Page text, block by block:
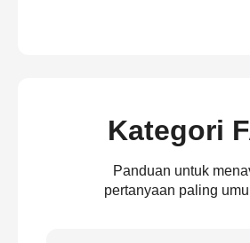
Kategori
Panduan untuk
pertanyaan paling